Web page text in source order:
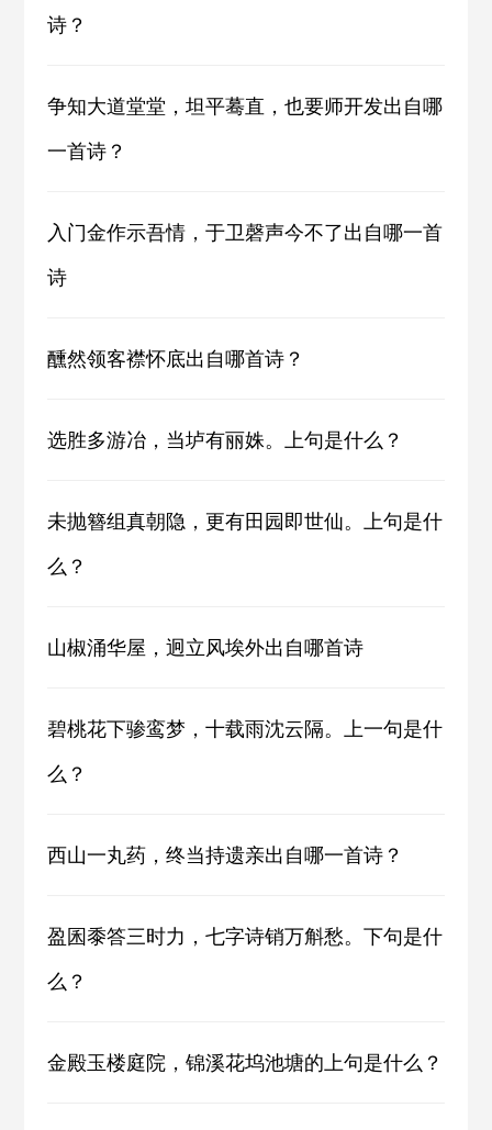
诗？
争知大道堂堂，坦平蓦直，也要师开发出自哪
一首诗？
入门金作示吾情，于卫磬声今不了出自哪一首
诗
醺然领客襟怀底出自哪首诗？
选胜多游冶，当垆有丽姝。上句是什么？
未抛簪组真朝隐，更有田园即世仙。上句是什
么？
山椒涌华屋，迥立风埃外出自哪首诗
碧桃花下骖鸾梦，十载雨沈云隔。上一句是什
么？
西山一丸药，终当持遗亲出自哪一首诗？
盈囷黍答三时力，七字诗销万斛愁。下句是什
么？
金殿玉楼庭院，锦溪花坞池塘的上句是什么？